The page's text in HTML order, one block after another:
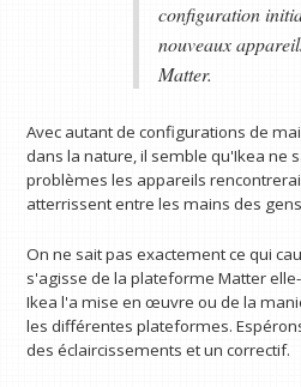
configuration
nouveaux
Matter.
Avec autant de configurations de
dans la nature, il semble qu'Ikea ​​ne
problèmes les appareils
atterrissent entre les mains des
On ne sait pas exactement ce qui
s'agisse de la plateforme Matter
Ikea l'a mise en œuvre ou de la
les différentes plateformes.
des éclaircissements et un correctif.